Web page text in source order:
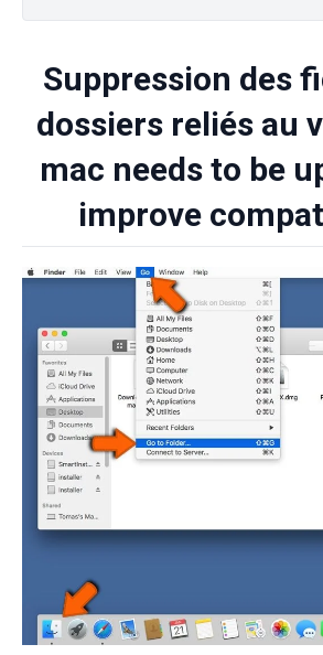
Suppression des
dossiers reliés au
mac needs to be
improve